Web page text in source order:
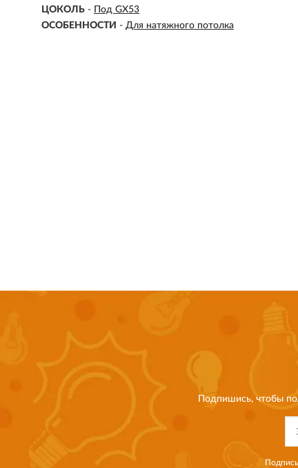
ЦОКОЛЬ - Под GX53
ОСОБЕННОСТИ - Для натяжного потолка
Подпишись, чтобы